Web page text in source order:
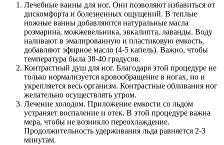
Лечебные ванны для ног. Они позволяют избавиться от
дискомфорта и болезненных ощущений. В теплые
ножные ванны добавляются натуральные масла
розмарина, можжевельника, эвкалипта, лаванды. Воду
наливают в эмалированную и пластиковую емкость,
добавляют эфирное масло (4-5 капель). Важно, чтобы
температура была 38-40 градусов.
Контрастный душ для ног. Благодаря этой процедуре не
только нормализуется кровообращение в ногах, но и
укрепляется весь организм. Контрастные обливания ног
желательно осуществлять утром.
Лечение холодом. Приложение емкости со льдом
устраняет воспаление и отек. В этой процедуре важна
мера, чтобы не возникло переохлаждение.
Продолжительность удерживания льда равняется 2-3
минутам.